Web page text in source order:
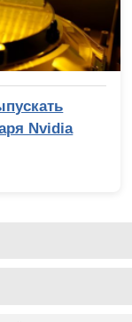
Nvidia